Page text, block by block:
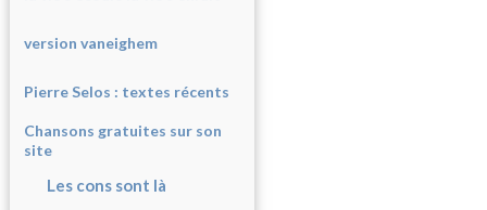
version vaneighem
Pierre Selos : textes récents
Chansons gratuites sur son
site
Les cons sont là